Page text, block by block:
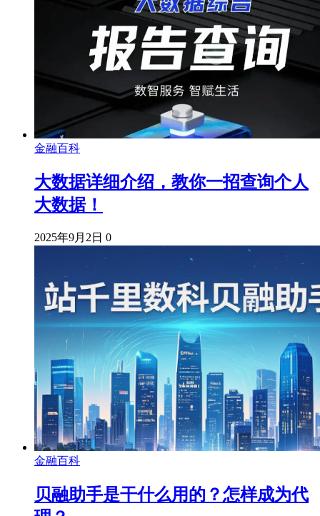
金融百科
大数据详细介绍，教你一招查询个人
大数据！
2025年9月2日 0
金融百科
贝融助手是干什么用的？怎样成为代